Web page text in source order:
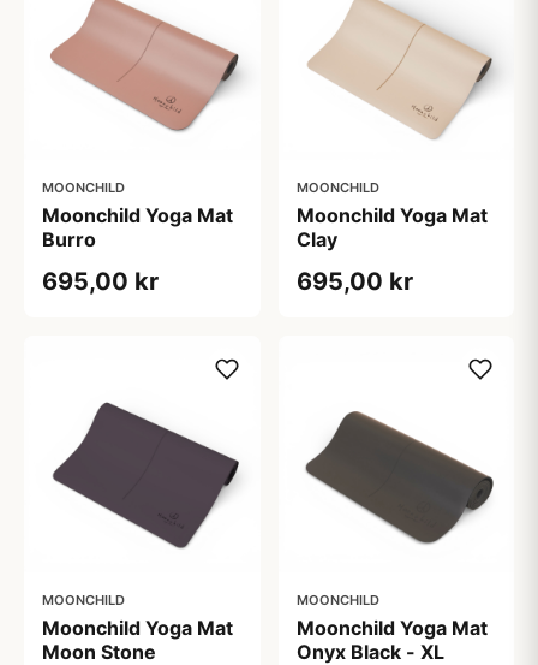
MOONCHILD
Moonchild Yoga Mat
Burro
695,00 kr
MOONCHILD
Moonchild Yoga Mat
Clay
695,00 kr
MOONCHILD
Moonchild Yoga Mat
Moon Stone
MOONCHILD
Moonchild Yoga Mat
Onyx Black - XL